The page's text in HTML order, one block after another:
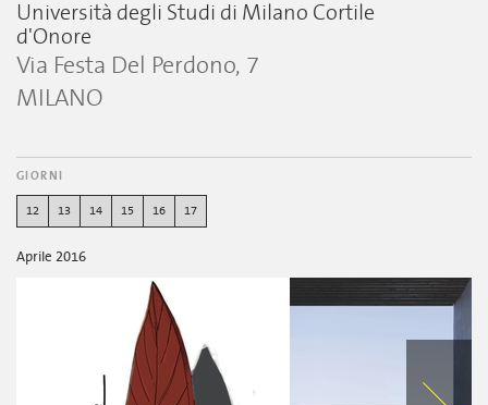
Università degli Studi di Milano Cortile
d'Onore
Via Festa Del Perdono, 7
MILANO
GIORNI
12 13 14 15 16 17
Aprile 2016